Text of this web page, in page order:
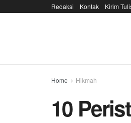
Redaksi Kontak Kirim
Home Hikmah
10